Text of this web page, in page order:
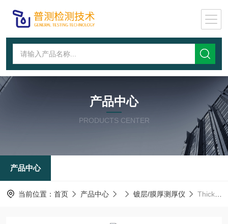
产品中心
PRODUCTS CENTER
产品中心
当前位置： 首页 产品中心 镀层/膜厚测厚仪 Thick800AX射线无损镀层测厚仪_